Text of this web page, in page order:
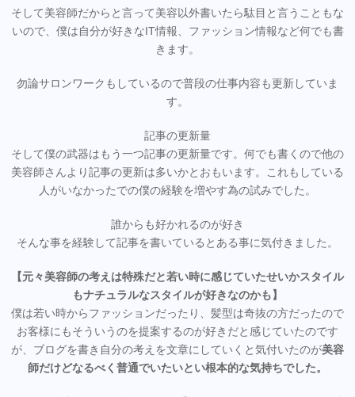
そして美容師だからと言って美容以外書いたら駄目と言うこともな
いので、僕は自分が好きなIT情報、ファッション情報など何でも書
きます。
勿論サロンワークもしているので普段の仕事内容も更新していま
す。
記事の更新量
そして僕の武器はもう一つ記事の更新量です。何でも書くので他の
美容師さんより記事の更新は多いかとおもいます。これもしている
人がいなかったでの僕の経験を増やす為の試みでした。
誰からも好かれるのが好き
そんな事を経験して記事を書いているとある事に気付きました。
【元々美容師の考えは特殊だと若い時に感じていたせいかスタイル
もナチュラルなスタイルが好きなのかも】
僕は若い時からファッションだったり、髪型は奇抜の方だったので
お客様にもそういうのを提案するのが好きだと感じていたのです
が、ブログを書き自分の考えを文章にしていくと気付いたのが美容
師だけどなるべく普通でいたいとい根本的な気持ちでした。